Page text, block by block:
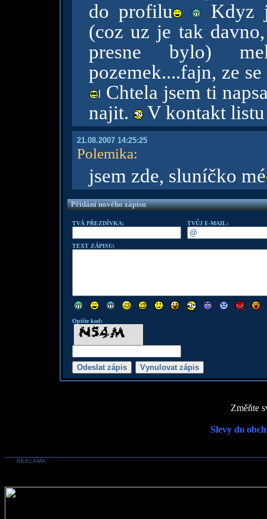
do profilu
Kdyz
(coz uz je tak
presne bylo)
pozemek....fajn, ze
Chtela jsem ti
najit.
V kontakt listu
21.08.2007 14:25:25
Polemika:
jsem zde, sluníčko mé
Přidání nového zápisu
TVÁ PŘEZDÍVKA: TVŮJ E-MAIL:
TEXT ZÁPISU:
Opište kod:
Změňte
Slevy do
REKLAMA